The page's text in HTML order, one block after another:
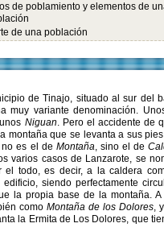
de poblamiento y elementos de
de una población
de Tinajo, situado al sur del
muy variante denominación.
Niguan. Pero el accidente de
montaña que se levanta a sus
es el de Montaña, sino el de
varios casos de Lanzarote, se
el todo, es decir, a la caldera
siendo perfectamente
la propia base de la montaña. A
como Montaña de los Dolores,
la Ermita de Los Dolores, que